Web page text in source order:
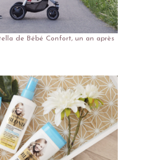
de Bébé Confort, un an après